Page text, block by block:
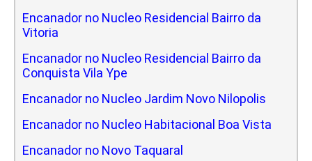
Encanador no Nucleo Residencial Bairro da
Vitoria
Encanador no Nucleo Residencial Bairro da
Conquista Vila Ype
Encanador no Nucleo Jardim Novo Nilopolis
Encanador no Nucleo Habitacional Boa Vista
Encanador no Novo Taquaral